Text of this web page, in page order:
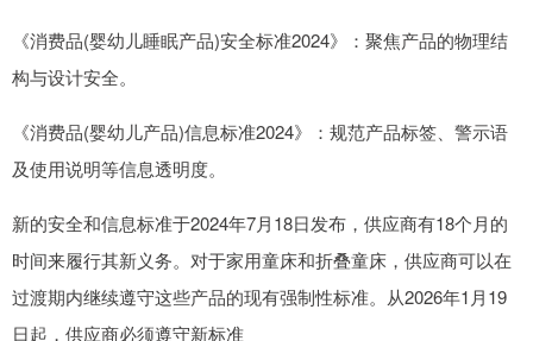
《消费品(婴幼儿睡眠产品)安全标准2024》：聚焦产品的物理结
构与设计安全。
《消费品(婴幼儿产品)信息标准2024》：规范产品标签、警示语
及使用说明等信息透明度。
新的安全和信息标准于2024年7月18日发布，供应商有18个月的
时间来履行其新义务。对于家用童床和折叠童床，供应商可以在
过渡期内继续遵守这些产品的现有强制性标准。从2026年1月19
日起，供应商必须遵守新标准